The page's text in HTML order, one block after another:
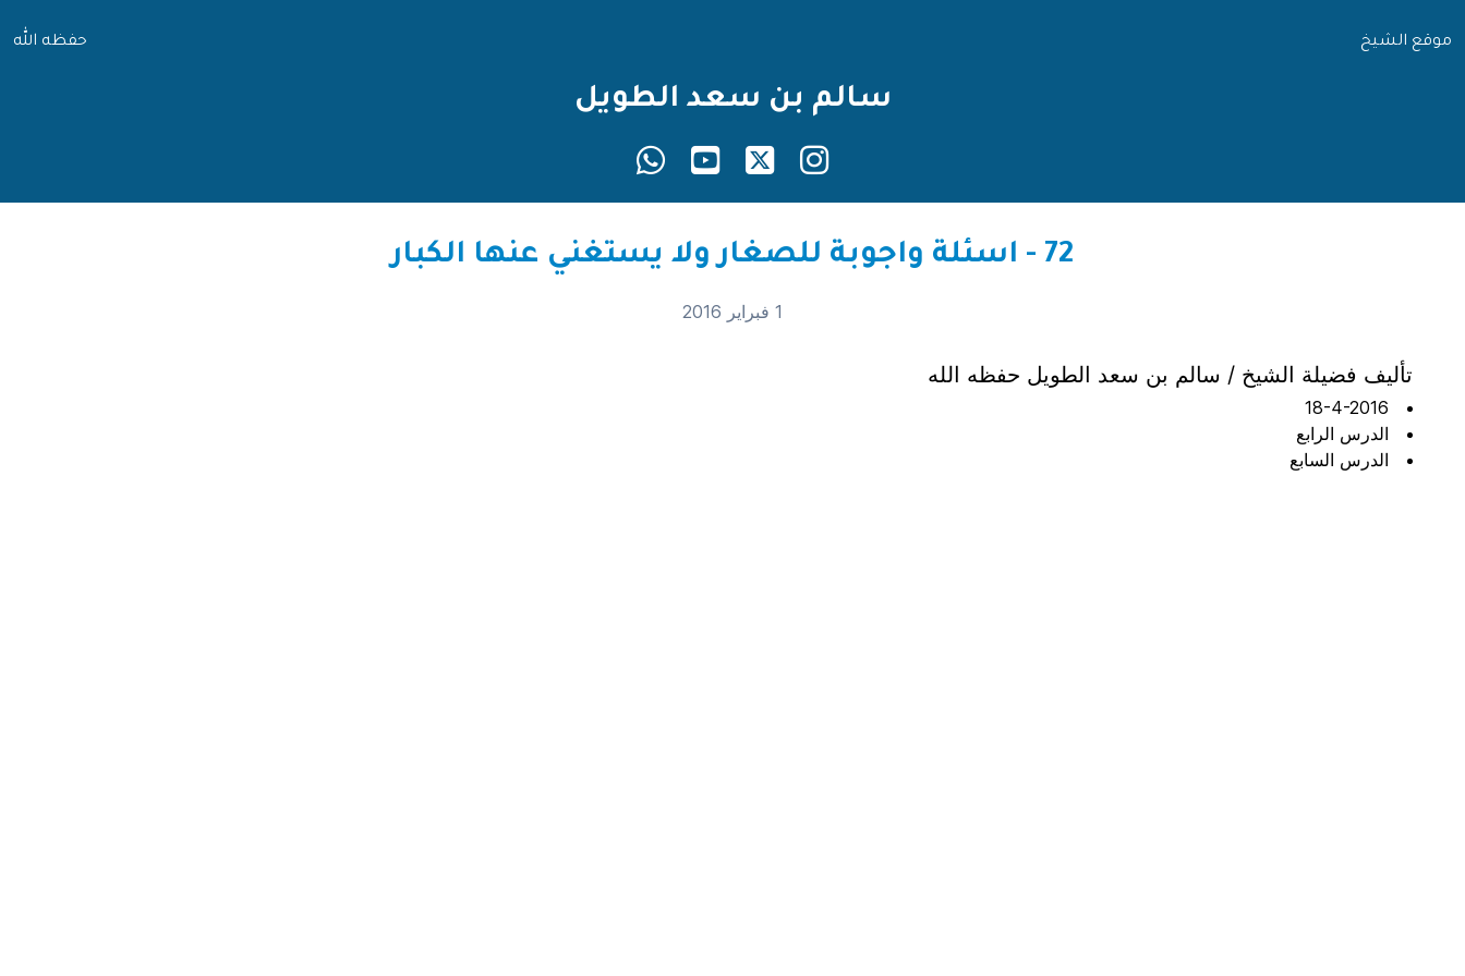
موقع الشيخ حفظه الله
سالم بن سعد الطويل
72 - اسئلة واجوبة للصغار ولا يستغني عنها الكبار
1 فبراير 2016
تأليف فضيلة الشيخ / سالم بن سعد الطويل حفظه الله
18-4-2016
الدرس الرابع
الدرس السابع